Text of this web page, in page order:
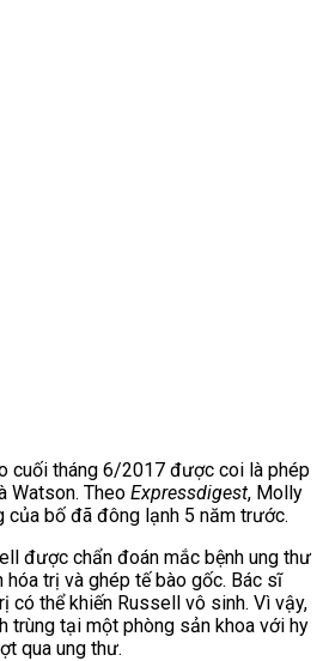
cuối tháng 6/2017 được coi là phép
Watson. Theo Expressdigest, Molly
bố đã đông lạnh 5 năm trước.
được chẩn đoán mắc bệnh ung thư
hóa trị và ghép tế bào gốc. Bác sĩ
có thể khiến Russell vô sinh. Vì vậy,
trùng tại một phòng sản khoa với hy
qua ung thư.